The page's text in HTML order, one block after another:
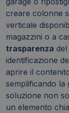
creare colonne
verticale
magazzini o a
trasparenza
identificazione
aprire il
semplificando la
soluzione non
un elemento